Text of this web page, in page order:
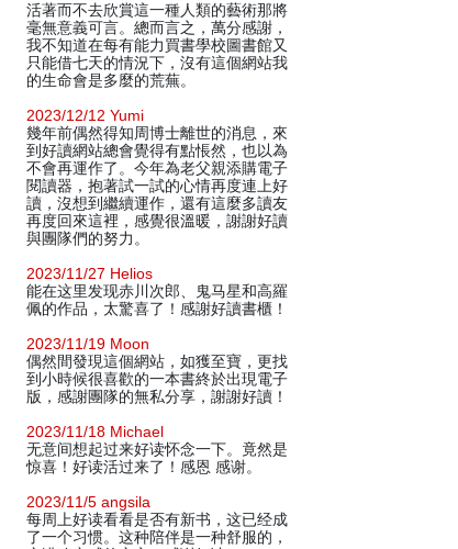
活著而不去欣賞這一種人類的藝術那將
毫無意義可言。總而言之，萬分感謝，
我不知道在每有能力買書學校圖書館又
只能借七天的情況下，沒有這個網站我
的生命會是多麼的荒蕪。
2023/12/12 Yumi
幾年前偶然得知周博士離世的消息，來
到好讀網站總會覺得有點悵然，也以為
不會再運作了。今年為老父親添購電子
閱讀器，抱著試一試的心情再度連上好
讀，沒想到繼續運作，還有這麼多讀友
再度回來這裡，感覺很溫暖，謝謝好讀
與團隊們的努力。
2023/11/27 Helios
能在这里发现赤川次郎、鬼马星和高羅
佩的作品，太驚喜了！感謝好讀書櫃！
2023/11/19 Moon
偶然間發現這個網站，如獲至寶，更找
到小時候很喜歡的一本書終於出現電子
版，感謝團隊的無私分享，謝謝好讀！
2023/11/18 Michael
无意间想起过来好读怀念一下。竟然是
惊喜！好读活过来了！感恩 感谢。
2023/11/5 angsila
每周上好读看看是否有新书，这已经成
了一个习惯。这种陪伴是一种舒服的，